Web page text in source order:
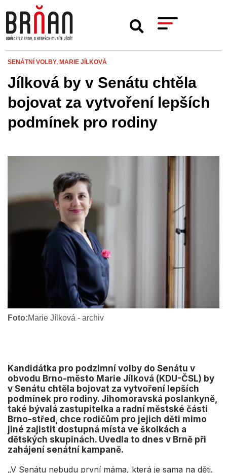
SENÁTNÍ VOLBY, MARIE JÍLKOVÁ
Jílková by v Senátu chtěla
bojovat za vytvoření lepších
podmínek pro rodiny
Foto:Marie Jílková - archiv
Kandidátka pro podzimní volby do Senátu v
obvodu Brno-město Marie Jílková (KDU-ČSL) by
v Senátu chtěla bojovat za vytvoření lepších
podmínek pro rodiny. Jihomoravská poslankyně,
také bývalá zastupitelka a radní městské části
Brno-střed, chce rodičům pro jejich děti mimo
jiné zajistit dostupná místa ve školkách a
dětských skupinách. Uvedla to dnes v Brně při
zahájení senátní kampaně.
„V Senátu nebudu první máma, která je sama na děti.